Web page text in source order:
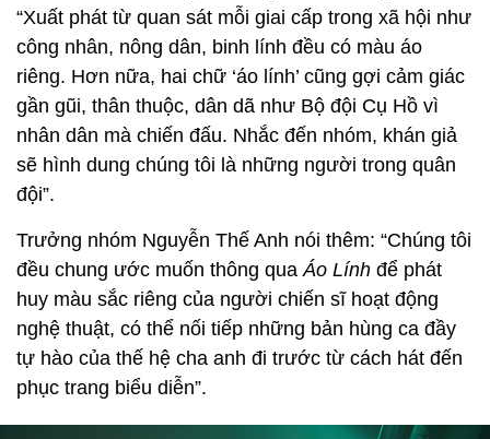
“Xuất phát từ quan sát mỗi giai cấp trong xã hội như
công nhân, nông dân, binh lính đều có màu áo
riêng. Hơn nữa, hai chữ ‘áo lính’ cũng gợi cảm giác
gần gũi, thân thuộc, dân dã như Bộ đội Cụ Hồ vì
nhân dân mà chiến đấu. Nhắc đến nhóm, khán giả
sẽ hình dung chúng tôi là những người trong quân
đội”.
Trưởng nhóm Nguyễn Thế Anh nói thêm: “Chúng tôi
đều chung ước muốn thông qua Áo Lính để phát
huy màu sắc riêng của người chiến sĩ hoạt động
nghệ thuật, có thể nối tiếp những bản hùng ca đầy
tự hào của thế hệ cha anh đi trước từ cách hát đến
phục trang biểu diễn”.